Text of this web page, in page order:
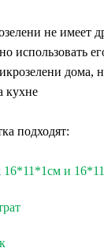
не имеет
использовать
дома,
кухне
подходят:
16*11*1см и